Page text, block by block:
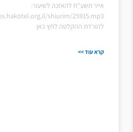
אייר תשע"ח להאזנה לשיעור:
shiurim/25915.mp3
להורדת ההקלטה לחץ כאן
קרא עוד >>